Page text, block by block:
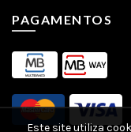
PAGAMENTOS
Este site utiliza